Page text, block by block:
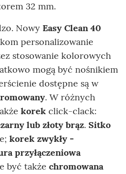
32 mm.
Nowy Easy Clean 40
personalizowanie
stosowanie kolorowych
mogą być nośnikiem
dostępne są w
. W różnych
korek click-clack:
lub złoty brąz. Sitko
korek zwykły -
przyłączeniowa
być także chromowana